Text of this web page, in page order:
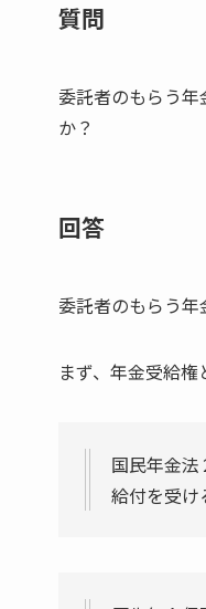
質問
委託者のもらう
か？
回答
委託者のもらう
まず、年金受給
国民年金法
給付を受け